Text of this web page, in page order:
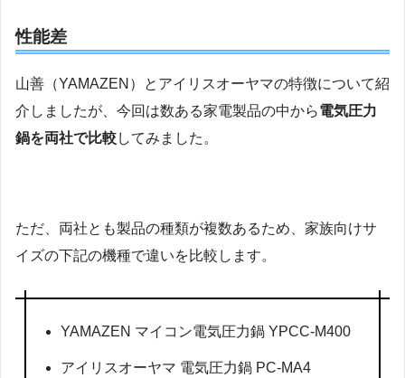
性能差
山善（YAMAZEN）とアイリスオーヤマの特徴について紹
介しましたが、今回は数ある家電製品の中から電気圧力
鍋を両社で比較してみました。
ただ、両社とも製品の種類が複数あるため、家族向けサ
イズの下記の機種で違いを比較します。
YAMAZEN マイコン電気圧力鍋 YPCC-M400
アイリスオーヤマ 電気圧力鍋 PC-MA4